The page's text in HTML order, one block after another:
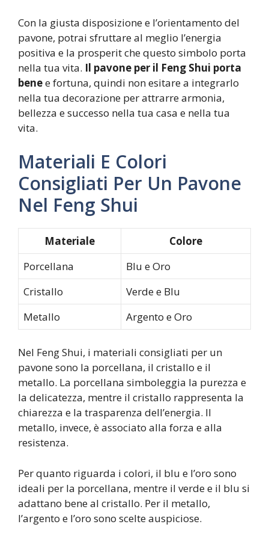
Con la giusta disposizione e l’orientamento del
pavone, potrai sfruttare al meglio l’energia
positiva e la prosperit che questo simbolo porta
nella tua vita. Il pavone per il Feng Shui porta
benee fortuna, quindi non esitare a integrarlo
nella tua decorazione per attrarre armonia,
bellezza e successo nella tua casa e nella tua
vita.
Materiali E Colori
Consigliati Per Un Pavone
Nel Feng Shui
Materiale
Colore
Porcellana
Blu e Oro
Cristallo
Verde e Blu
Metallo
Argento e Oro
Nel Feng Shui, i materiali consigliati per un
pavone sono la porcellana, il cristallo e il
metallo. La porcellana simboleggia la purezza e
la delicatezza, mentre il cristallo rappresenta la
chiarezza e la trasparenza dell’energia. Il
metallo, invece, è associato alla forza e alla
resistenza.
Per quanto riguarda i colori, il blu e l’oro sono
ideali per la porcellana, mentre il verde e il blu si
adattano bene al cristallo. Per il metallo,
l’argento e l’oro sono scelte auspiciose.